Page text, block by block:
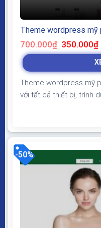
Theme wordpress mỹ
700.000₫ Giá
gốc
là:
350.000₫
Theme wordpress mỹ
với tất cả thiết bị, trình
load nhanh nhẹ tối ưu
Theme sạch hoàn toàn
-50%